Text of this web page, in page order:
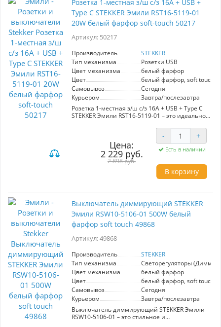
Розетка 1-местная з/ш с/з 16А + USB +
Type C STEKKER Эмили RST16-5119-01
20W белый фарфор soft-touch 50217
Артикул: 50217
Производитель
STEKKER
Тип механизма
Розетки USB
Цвет механизма
белый фарфор
Цвет
белый фарфор, soft touch
Самовывоз
Сегодня
Курьером
Завтра/послезавтра
Розетка 1-местная з/ш с/з 16А + USB + Type C
STEKKER Эмили RST16-5119-01 – это идеальное
Изготовленная из белого фарфора с мягким
тактильным покрытием, она не только
эстетически привлекательна, но и практична.
Модель оснащена стандартной розеткой на
16А, а также двумя портами USB и Type C с
мощностью 20W, что позволяет одновременно
заряжать несколько устройств. Это
Эмили сочетает в себе стиль и
функциональность, что делает её отличным
выбором для кухни, гостиной или рабочего
пространства. Надежность и долговечность
Выбирая эту розетку, вы получаете удобство и
Цена:
2 229 руб.
2 898 руб.
- +
Есть в наличии
В корзину
Выключатель диммирующий STEKKER
Эмили RSW10-5106-01 500W белый
фарфор soft touch 49868
Артикул: 49868
Производитель
STEKKER
Тип механизма
Светорегуляторы
Цвет механизма
белый фарфор
Цвет
белый фарфор, soft touch
Самовывоз
Сегодня
Курьером
Завтра/послезавтра
Выключатель диммирующий STEKKER Эмили
RSW10-5106-01 – это стильное и